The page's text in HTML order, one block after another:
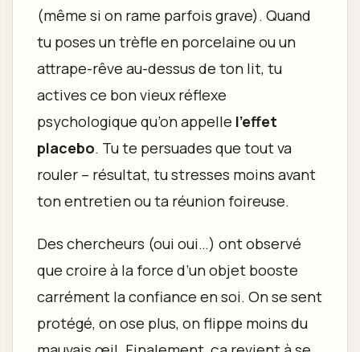
(même si on rame parfois grave). Quand
tu poses un trèfle en porcelaine ou un
attrape-rêve au-dessus de ton lit, tu
actives ce bon vieux réflexe
psychologique qu’on appelle l’effet
placebo. Tu te persuades que tout va
rouler – résultat, tu stresses moins avant
ton entretien ou ta réunion foireuse.
Des chercheurs (oui oui…) ont observé
que croire à la force d’un objet booste
carrément la confiance en soi. On se sent
protégé, on ose plus, on flippe moins du